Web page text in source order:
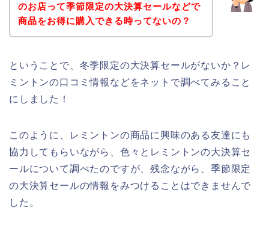
のお店って季節限定の大決算セールなどで
商品をお得に購入できる時ってないの？
ということで、冬季限定の大決算セールがないか？レ
ミントンの口コミ情報などをネットで調べてみること
にしました！
このように、レミントンの商品に興味のある友達にも
協力してもらいながら、色々とレミントンの大決算セ
ールについて調べたのですが、残念ながら、季節限定
の大決算セールの情報をみつけることはできませんで
した。